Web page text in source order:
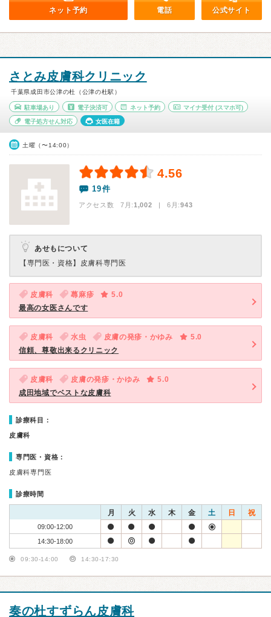
ネット予約 電話 公式サイト
さとみ皮膚科クリニック
千葉県成田市公津の杜（公津の杜駅）
駐車場あり 電子決済可 ネット予約 マイナ受付 (スマホ可)
電子処方せん対応 女医在籍
土曜（〜14:00）
4.56
19件
アクセス数 7月:1,002 | 6月:943
あせもについて
【専門医・資格】 皮膚科専門医
皮膚科 蕁麻疹
5.0
最高の女医さんです
皮膚科 水虫 皮膚の発疹・かゆみ
5.0
信頼、尊敬出来るクリニック
皮膚科 皮膚の発疹・かゆみ
5.0
成田地域でベストな皮膚科
診療科目：
皮膚科
専門医・資格：
皮膚科専門医
診療時間
月 火 水 木 金 土 日 祝
09:00-12:00
14:30-18:00
09:30-14:00 14:30-17:30
奏の杜すずらん皮膚科